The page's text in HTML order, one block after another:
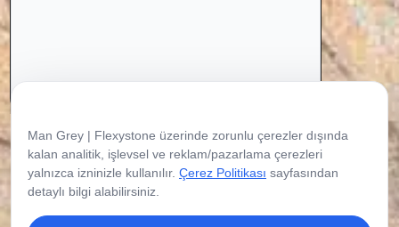
Man Grey | Flexystone üzerinde zorunlu çerezler dışında
kalan analitik, işlevsel ve reklam/pazarlama çerezleri
yalnızca izninizle kullanılır. Çerez Politikası sayfasından
detaylı bilgi alabilirsiniz.